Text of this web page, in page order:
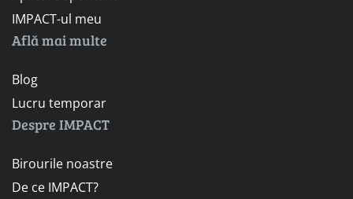
IMPACT-ul meu
Află mai multe
Blog
Lucru temporar
Despre IMPACT
Birourile noastre
De ce IMPACT?